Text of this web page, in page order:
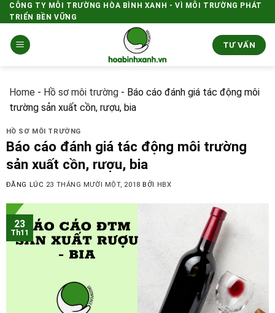
Skip
to
content
CÔNG TY MÔI TRƯỜNG HÒA BÌNH XANH - VÌ MÔI TRƯỜNG PHÁT
TRIỂN BỀN VỮNG
TƯ VẤN
Home - Hồ sơ môi trường - Báo cáo đánh giá tác động môi
trường sản xuất cồn, rượu, bia
HỒ SƠ MÔI TRƯỜNG
Báo cáo đánh giá tác động môi trường
sản xuất cồn, rượu, bia
ĐĂNG LÚC 23 THÁNG MƯỜI MỘT, 2018 BỞI HBX
23
Th11